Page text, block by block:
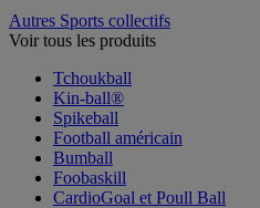
Autres Sports collectifs
Voir tous les produits
Tchoukball
Kin-ball®
Spikeball
Football américain
Bumball
Foobaskill
CardioGoal et Poull Ball